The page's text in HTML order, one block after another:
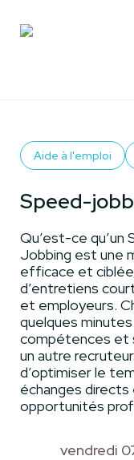
Aide à l'emploi
Speed-
Qu’est-ce qu’un
Jobbing est une
efficace et
d’entretiens
et employeurs.
quelques
compétences et
un autre
d’optimiser le
échanges directs
opportunités
vendredi